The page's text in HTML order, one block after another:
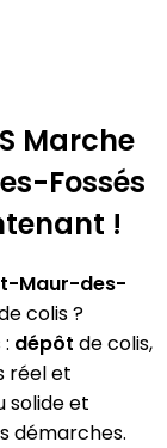
Marche
Fossés
!
Maur-des-
colis ?
dépôt de colis,
réel et
solide et
démarches.